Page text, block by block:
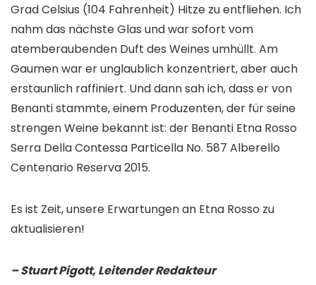
Grad Celsius (104 Fahrenheit) Hitze zu entfliehen. Ich
nahm das nächste Glas und war sofort vom
atemberaubenden Duft des Weines umhüllt. Am
Gaumen war er unglaublich konzentriert, aber auch
erstaunlich raffiniert. Und dann sah ich, dass er von
Benanti stammte, einem Produzenten, der für seine
strengen Weine bekannt ist: der Benanti Etna Rosso
Serra Della Contessa Particella No. 587 Alberello
Centenario Reserva 2015.
Es ist Zeit, unsere Erwartungen an Etna Rosso zu
aktualisieren!
– Stuart Pigott, Leitender Redakteur